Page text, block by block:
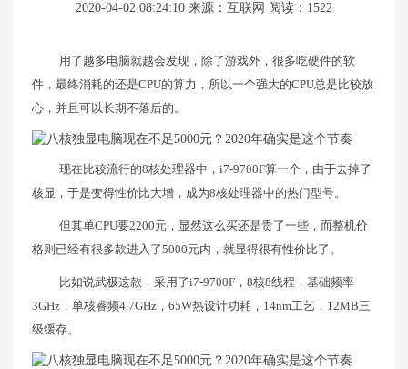
2020-04-02 08:24:10 来源：互联网 阅读：1522
用了越多电脑就越会发现，除了游戏外，很多吃硬件的软
件，最终消耗的还是CPU的算力，所以一个强大的CPU总是比较放
心，并且可以长期不落后的。
现在比较流行的8核处理器中，i7-9700F算一个，由于去掉了
核显，于是变得性价比大增，成为8核处理器中的热门型号。
但其单CPU要2200元，显然这么买还是贵了一些，而整机价
格则已经有很多款进入了5000元内，就显得很有性价比了。
比如说武极这款，采用了i7-9700F，8核8线程，基础频率
3GHz，单核睿频4.7GHz，65W热设计功耗，14nm工艺，12MB三
级缓存。